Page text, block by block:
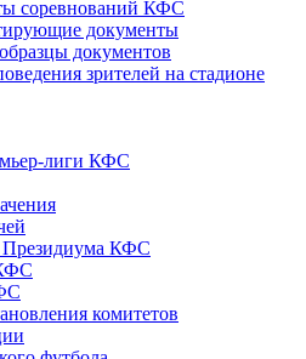
соревнований КФС
документы
документов
зрителей на стадионе
лиги КФС
Президиума КФС
комитетов